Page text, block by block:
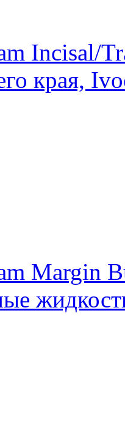
Incisal/
края,
Margin